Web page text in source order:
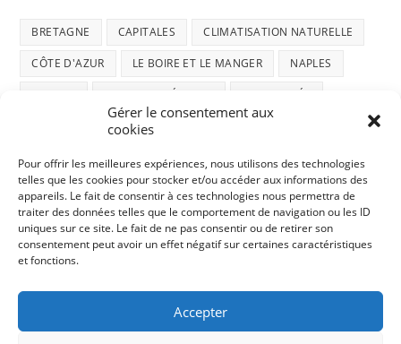
Gérer le consentement aux
cookies
Pour offrir les meilleures expériences, nous utilisons des technologies
telles que les cookies pour stocker et/ou accéder aux informations des
appareils. Le fait de consentir à ces technologies nous permettra de
traiter des données telles que le comportement de navigation ou les ID
uniques sur ce site. Le fait de ne pas consentir ou de retirer son
consentement peut avoir un effet négatif sur certaines caractéristiques
et fonctions.
Accepter
BRETAGNE CAPITALES CLIMATISATION NATURELLE
CÔTE D'AZUR LE BOIRE ET LE MANGER NAPLES
NOUVELLE-ZÉLANDE RANDONNÉE
ROAD-TRIP ÉCOSSAIS
TRUCS ET ASTUCES VENISE VIE DE CHAT
Politique de Cookies